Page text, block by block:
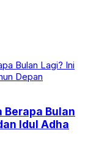
Bulan
Idul Adha